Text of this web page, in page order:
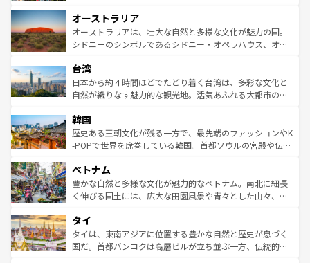
部のニューオーリンズでは、音楽と美食が融合した独特の
文化が魅力。旅行者はアメリカの各地域で異なる魅力を楽
しみながら、その多様性と豊かな歴史を感じることができ
ならではの贅沢な旅のスタイルだ。 なお、新着のアメリカ
情報はコンテンツ一覧を参照してほしい。
ワイ島は見逃せない。また、定番の観光地といえばオアフ
島だが、静かな自然を求めるならマウイ島やカウアイ島が
おすすめ。エメラルドグリーンに輝く海をはじめ、豊かな
れるおもてなしの心で訪れる人々を迎えてくれるハワイの
人々、おいしいローカルフードやハワイアンミュージッ
ク、伝統的なフラダンスなど、すべてがハワイの魅力を彩
ワイを、存分に味わってほしい。 なお、新着のハワイ情報
はコンテンツ一覧を参照してほしい。
オーストラリア
オーストラリアは、壮大な自然と多様な文化が魅力の国。
シドニーのシンボルであるシドニー・オペラハウス、オー
リアリーフや大陸中央部にそびえるウルル（エアーズロッ
ク）、タスマニアの美しい原生林やケアンズの熱帯雨林な
ど、見どころがたくさん。また、カフェやワイン、オージ
いる。アクティビティも充実しており、サーフィンやダイ
ビング、ハイキングなど、アウトドア好きにはたまらな
い。オーストラリアの多彩な魅力を存分に味わいつくそ
参照してほしい。
台湾
日本から約４時間ほどでたどり着く台湾は、多彩な文化と
自然が織りなす魅力的な観光地。活気あふれる大都市の台
ン）、静ひつな山岳地帯である台湾東部など、都市の喧騒
と山間の静けさが共存しており、訪れる人に新しい発見と
驚きをもたらしてくれる。また、奥深い台湾の食文化も魅
容にもいいと評判のスイーツなど、バラエティ豊かな料理
が味わえる。 なお、新着の台湾情報は コンテンツ一覧を参
照してほしい。
韓国
歴史ある王朝文化が残る一方で、最先端のファッションやK
-POPで世界を席巻している韓国。首都ソウルの宮殿や伝統
き、地方に足を延ばせば四季折々の自然美を楽しむことが
できる。そして、キムチや焼肉、絶品のストリートフード
まで、さまざまな韓国料理が待っている。夜には、韓国な
リティに包まれながら、韓国の多彩な魅力を心ゆくまで味
わってみてほしい。 なお、新着の韓国情報はコンテンツ一
覧を参照してほしい。
ベトナム
豊かな自然と多様な文化が魅力的なベトナム。南北に細長
く伸びる国土には、広大な田園風景や青々とした山々、世
急速な発展と共に伝統が息づく。ハノイの古い町並みやホ
ーチミン市のフランス統治時代の建物も、独特の雰囲気を
醸し出している。また、バラエティの豊かさとおいしさで
タイ
タイは、東南アジアに位置する豊かな自然と歴史が息づく
国だ。首都バンコクは高層ビルが立ち並ぶ一方、伝統的な